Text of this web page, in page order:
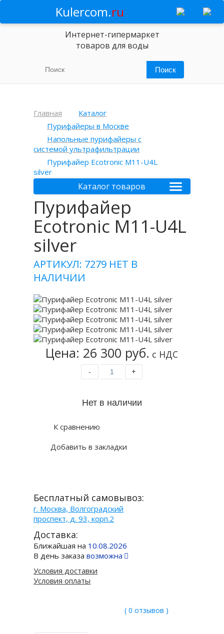
Kulercom.ru
Интернет-гипермаркет
товаров для воды
Главная
Каталог
Пурифайеры в Москве
Напольные пурифайеры с
системой ультрафильтрации
Пурифайер Ecotronic M11-U4L
silver
Каталог товаров
Пурифайер
Ecotronic M11-U4L
silver
АРТИКУЛ: 7279 НЕТ В
НАЛИЧИИ
Цена: 26 300 руб. с НДС
- +
К сравнению
Добавить в закладки
Бесплатный самовывоз:
г. Москва, Волгоградский
проспект, д. 93, корп.2
Доставка:
Ближайшая на 10.08.2026
В день заказавозможна
Условия доставки
Условия оплаты
( 0 отзывов )